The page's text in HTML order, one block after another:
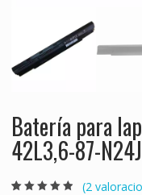
Batería para
42L3,6-87-
(2